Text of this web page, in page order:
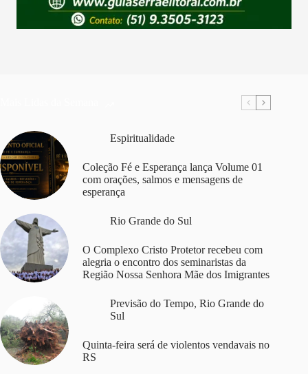
Espiritualidade
Coleção Fé e Esperança lança Volume 01
com orações, salmos e mensagens de
esperança
Rio Grande do Sul
O Complexo Cristo Protetor recebeu com
alegria o encontro dos seminaristas da
Região Nossa Senhora Mãe dos Imigrantes
Previsão do Tempo, Rio Grande do
Sul
Quinta-feira será de violentos vendavais no
RS